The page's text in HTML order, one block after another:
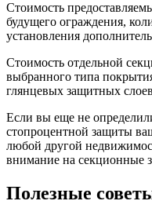
Стоимость
будущего ограждения,
установления
Стоимость отдельной
выбранного типа
глянцевых защитных
Если вы еще не
стопроцентной защиты
любой другой
внимание на секционные
Полезные